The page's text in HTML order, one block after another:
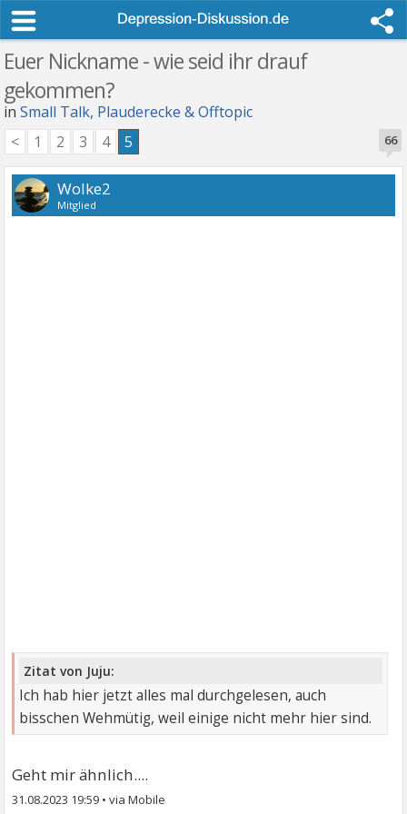
Euer Nickname - wie seid ihr drauf
gekommen?
inSmall Talk, Plauderecke & Offtopic
66
< 1 2 3 4 5
Wolke2
Mitglied
Zitat von Juju:
Ich hab hier jetzt alles mal durchgelesen, auch
bisschen Wehmütig, weil einige nicht mehr hier sind.
Geht mir ähnlich....
31.08.2023 19:59 •